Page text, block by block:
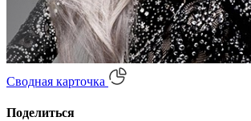
Сводная карточка
Поделиться